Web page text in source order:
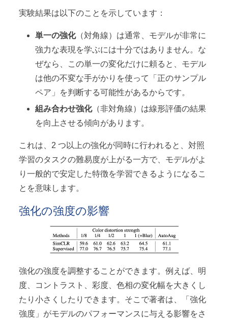
実験結果は以下のことを示しています：
単一の強化（対角線）は通常、モデルが非常に
強力な表現を学ぶには十分ではありません。な
ぜなら、この単一の変化だけに頼ると、モデル
は他の不変な手がかりを使って「正のサンプル
ペア」を判断する可能性があるからです。
組み合わせ強化（非対角線）は線形評価の結果
を向上させる傾向があります。
これは、2 つ以上の強化が同時に行われると、対照
学習のタスクの難易度が上がる一方で、モデルがよ
り一般的で安定した特徴を学習できるようになるこ
とを意味します。
強化の強度の影響
強化の強度を調整することができます。例えば、明
度、コントラスト、彩度、色相の変化幅を大きくし
たり小さくしたりできます。そこで著者は、「強化
強度」がモデルのパフォーマンスに与える影響をさ